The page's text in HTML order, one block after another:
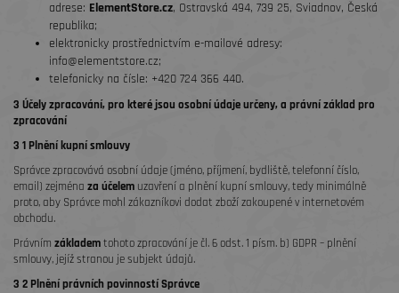
adrese: ElementStore.cz, Ostravská 494, 739 25, Sviadnov, Česká
republika;
elektronicky prostřednictvím e-mailové adresy:
info@elementstore.cz;
telefonicky na čísle: +420 724 366 440.
3 Účely zpracování, pro které jsou osobní údaje určeny, a právní základ pro
zpracování
3 1 Plnění kupní smlouvy
Správce zpracovává osobní údaje (jméno, příjmení, bydliště, telefonní číslo,
email) zejména za účelem uzavření a plnění kupní smlouvy, tedy minimálně
proto, aby Správce mohl zákazníkovi dodat zboží zakoupené v internetovém
obchodu.
Právním základemtohoto zpracování je čl. 6 odst. 1 písm. b) GDPR – plnění
smlouvy, jejíž stranou je subjekt údajů.
3 2 Plnění právních povinností Správce